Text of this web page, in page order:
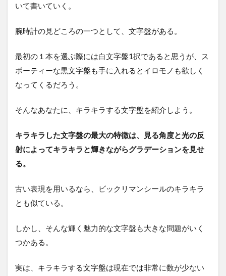
いて書いていく。
腕時計の見どころの一つとして、文字盤がある。
最初の１本を選ぶ際には白文字盤1択であると思うが、ス
ポーティーな黒文字盤も手に入れるとイロモノも欲しく
なってくるだろう。
そんなあなたに、キラキラする文字盤を紹介しよう。
キラキラした文字盤の最大の特徴は、見る角度と光の反
射によってキラキラと輝きながらグラデーションを見せ
る。
古い表現を用いるなら、ビックリマンシールのキラキラ
とも似ている。
しかし、そんな輝く魅力的な文字盤も大きな問題がいく
つかある。
実は、キラキラする文字盤は現在では非常に数が少ない